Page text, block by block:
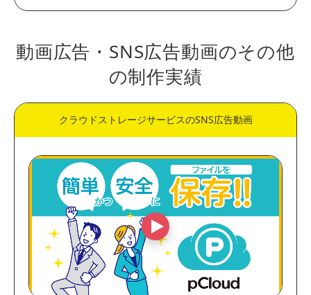
動画広告・SNS広告動画のその他
の制作実績
クラウドストレージサービスのSNS広告動画